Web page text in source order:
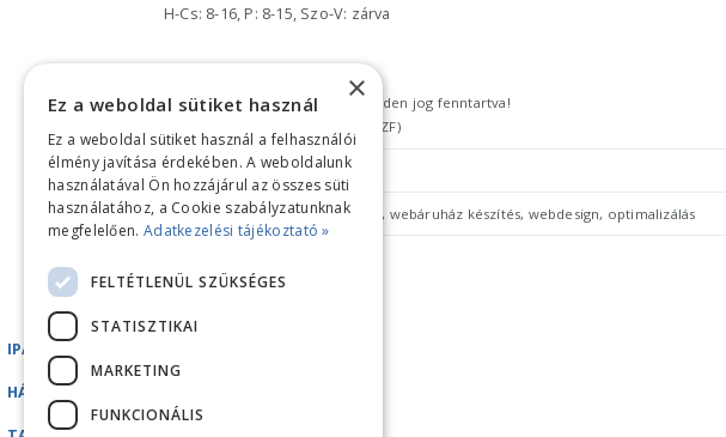
H-Cs: 8-16, P: 8-15, Szo-V: zárva
Copyright © 2018 feherduna.hu - Minden jog fenntartva!
Általános szerződési feltételek (ÁSZF)
Adatkezelési tájékoztató
IPARI GÉPEK
HÁZTARTÁSI GÉPEK
×
Ez a weboldal sütiket használ
Ez a weboldal sütiket használ a felhasználói
élmény javítása érdekében. A weboldalunk
használatával Ön hozzájárul az összes süti
használatához, a Cookie szabályzatunknak
megfelelően. Adatkezelési tájékoztató »
FELTÉTLENÜL SZÜKSÉGES
STATISZTIKAI
MARKETING
FUNKCIONÁLIS